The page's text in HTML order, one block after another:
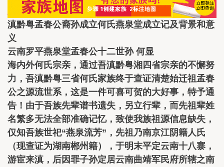
滇黔粤孟春公裔孙成立何氏燕泉堂成立记及背景和意
义
云南罗平燕泉堂孟春公十二世孙 何显
海内外何氏宗亲，通过吾滇黔粤湘四省宗亲的不懈努
力，吾滇黔粤三省何氏家族终于查证清楚始迁祖孟春
公之源流世系，这是一件可喜可贺的大好事，特予通
告！由于吾族先辈谱书遗失，另立行辈，而先祖辈姓
名繁多无法全部准确记忆，致使我族祖源信息缺失，
仅知吾族世祀“燕泉流芳”，先祖乃南京江阴籍人氏
（现查证为湖南郴州籍），于明末平定云南十八寨，
游宦来滇，后因罪子孙定居云南曲靖军民府所辖之南